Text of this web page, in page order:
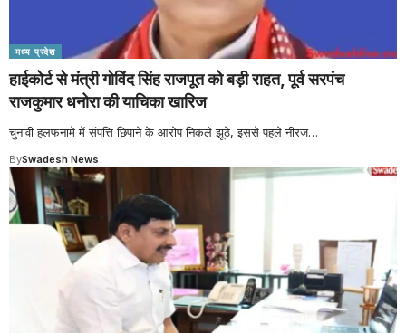
मध्य प्रदेश
हाईकोर्ट से मंत्री गोविंद सिंह राजपूत को बड़ी राहत, पूर्व सरपंच
राजकुमार धनोरा की याचिका खारिज
चुनावी हलफनामे में संपत्ति छिपाने के आरोप निकले झूठे, इससे पहले नीरज…
BySwadesh News